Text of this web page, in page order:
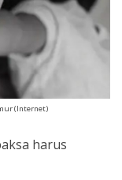
(Internet)
harus